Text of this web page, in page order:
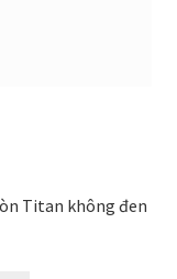
Titan không đen